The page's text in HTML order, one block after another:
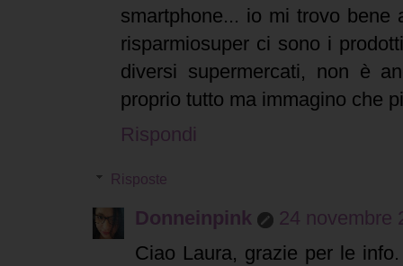
smartphone... io mi trovo bene
risparmiosuper ci sono i
diversi supermercati, non è
proprio tutto ma immagino che
Rispondi
Risposte
Donneinpink
24 novembre
Ciao Laura, grazie per le